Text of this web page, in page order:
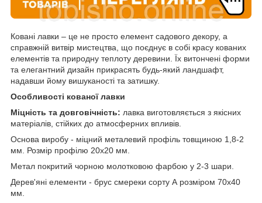
Ковані лавки – це не просто елемент садового декору, а
справжній витвір мистецтва, що поєднує в собі красу кованих
елементів та природну теплоту деревини. Їх витончені форми
та елегантний дизайн прикрасять будь-який ландшафт,
надавши йому вишуканості та затишку.
Особливості кованої лавки
Міцність та довговічність: лавка виготовляється з якісних
матеріалів, стійких до атмосферних впливів.
Основа виробу - міцний металевий профіль товщиною 1,8-2
мм. Розмір профілю 20х20 мм.
Метал покритий чорною молотковою фарбою у 2-3 шари.
Дерев'яні елементи - брус смереки сорту А розміром 70х40
мм.